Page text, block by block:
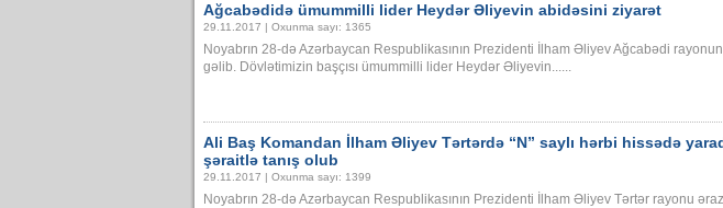
Ağcabədidə ümummilli lider Heydər Əliyevin abidəsini ziyarət
29.11.2017 | Oxunma sayı: 1365
Noyabrın 28-də Azərbaycan Respublikasının Prezidenti İlham Əliyev Ağcabədi
gəlib. Dövlətimizin başçısı ümummilli lider Heydər Əliyevin......
Ali Baş Komandan İlham Əliyev Tərtərdə “N” saylı hərbi hissədə
şəraitlə tanış olub
29.11.2017 | Oxunma sayı: 1399
Noyabrın 28-də Azərbaycan Respublikasının Prezidenti İlham Əliyev Tərtər rayonu